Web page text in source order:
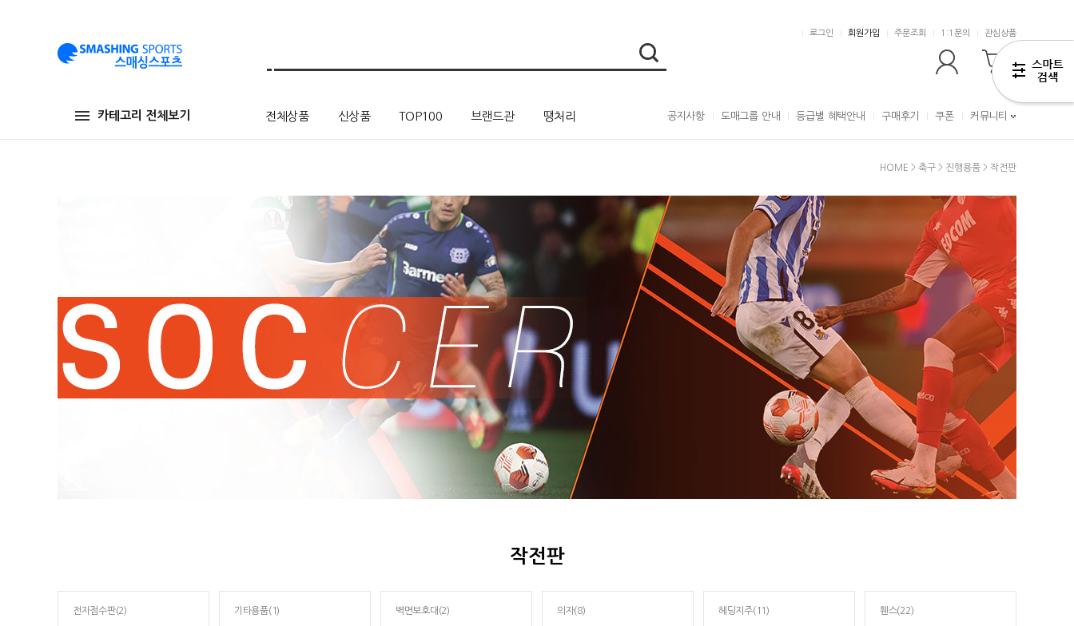
로그인 회원가입 주문조회 1:1문의 관심상품
카테고리 전체보기 전체상품 신상품 TOP100 브랜드관 땡처리 공지사항 도매그룹 안내 등급별 혜택안내 구매후기 쿠폰 커뮤니티
HOME > 축구 > 진행용품 > 작전판
작전판
전자점수판(2) 기타용품(1) 벽면보호대(2) 의자(8) 헤딩지주(11) 휀스(22)